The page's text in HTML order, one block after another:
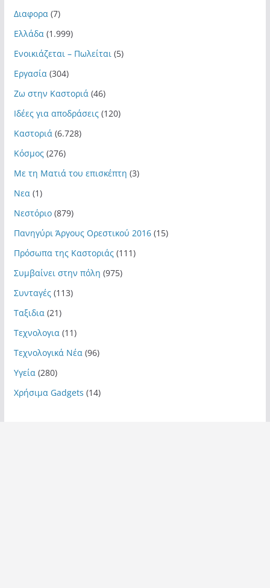
Διαφορα (7)
Ελλάδα (1.999)
Ενοικιάζεται – Πωλείται (5)
Εργασία (304)
Ζω στην Καστοριά (46)
Ιδέες για αποδράσεις(120)
Καστοριά (6.728)
Κόσμος(276)
Με τη Ματιά του επισκέπτη (3)
Νεα (1)
Νεστόριο(879)
Πανηγύρι Άργους Ορεστικού 2016(15)
Πρόσωπα της Καστοριάς(111)
Συμβαίνει στην πόλη (975)
Συνταγές(113)
Ταξιδια (21)
Τεχνολογια (11)
Τεχνολογικά Νέα (96)
Υγεία (280)
Χρήσιμα Gadgets (14)